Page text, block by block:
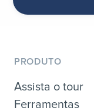
PRODUTO
Assista o tour
Ferramentas